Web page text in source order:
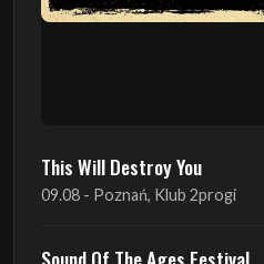
Sound Of The Ages Festival
22.08 - Ćmielów, Zamek Ćmielów
INO-ROCK FESTIVAL